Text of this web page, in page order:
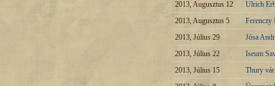
2013, Augusztus 12
Ulrich
2013, Augusztus 5
Ferenczy
2013, Július 29
Jósa
2013, Július 22
Iseum
2013, Július 15
Thury